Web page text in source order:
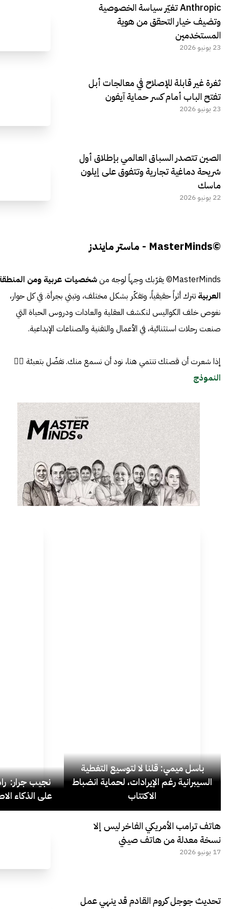
Anthropic تغيّر سياسة الخصوصية
وتضيف خيار التحقق من هوية
المستخدمين
23 يونيو 2026
ثغرة غير قابلة للإصلاح في معالجات أبل
تفتح الباب أمام كسر حماية آيفون
23 يونيو 2026
الصين تتصدر السباق العالمي بإطلاق أول
شريحة دماغية تجارية وتتفوق على إيلون
ماسك
22 يونيو 2026
©MasterMinds - ماستر مايندز
MasterMinds© يقرّبك وجهاً لوجه من
شخصيات عربية ومن
العربية تترك أثراً حقيقياً، وتفكّر بشكل مختلف، وتبني بجرأة. في كل حوار،
نغوص خلف الكواليس لنكشف العقلية والعادات ودروس الحياة التي
صنعت رحلات استثنائية، في الأعمال والتقنية والصناعات الإبداعية.
إذا شعرت أن قصتك تنتمي هنا، نود أن نسمع منك. تفضّل بتعبئة 👈🏼
النموذج
باسل ميمي: قلنا لا لتوسيع التغطية
السيبرانية رغم الإيرادات، لحماية انضباط
الاكتتاب
نجيب جرار:
على الذكاء
هاتف ترامب الأمريكي الفاخر ليس إلا
نسخة معدلة من هاتف صيني
17 يونيو 2026
تحديث جوجل كروم القادم قد ينهي عمل